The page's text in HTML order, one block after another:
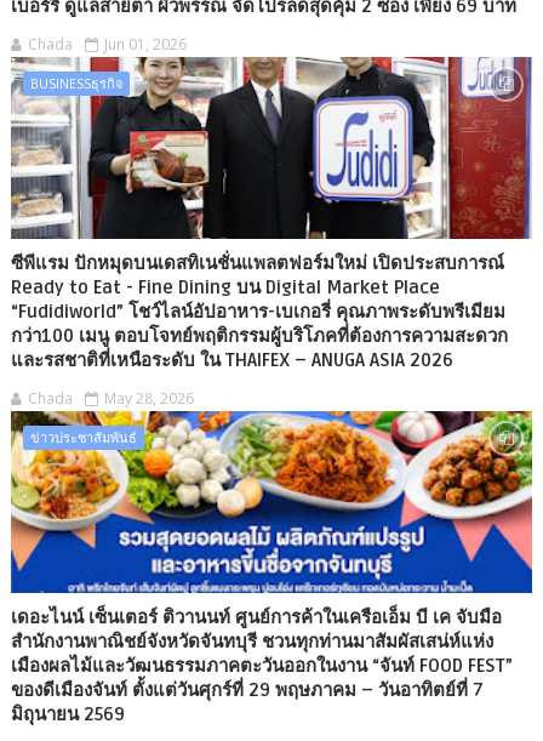
เบอร์รี่ ดูแลสายตา ผิวพรรณ จัดโปรลดสุดคุ้ม 2 ซอง เพียง 69 บาท
Chada Jun 01, 2026
BUSINESSธุรกิจ
ซีพีแรม ปักหมุดบนเดสทิเนชั่นแพลตฟอร์มใหม่ เปิดประสบการณ์
Ready to Eat - Fine Dining บน Digital Market Place
“Fudidiworld” โชว์ไลน์อัปอาหาร-เบเกอรี่ คุณภาพระดับพรีเมียม
กว่า100 เมนู ตอบโจทย์พฤติกรรมผู้บริโภคที่ต้องการความสะดวก
และรสชาติที่เหนือระดับ ใน THAIFEX – ANUGA ASIA 2026
Chada May 28, 2026
ข่าวประชาสัมพันธ์
เดอะไนน์ เซ็นเตอร์ ติวานนท์ ศูนย์การค้าในเครือเอ็ม บี เค จับมือ
สำนักงานพาณิชย์จังหวัดจันทบุรี ชวนทุกท่านมาสัมผัสเสน่ห์แห่ง
เมืองผลไม้และวัฒนธรรมภาคตะวันออกในงาน “จันท์ FOOD FEST”
ของดีเมืองจันท์ ตั้งแต่วันศุกร์ที่ 29 พฤษภาคม – วันอาทิตย์ที่ 7
มิถุนายน 2569